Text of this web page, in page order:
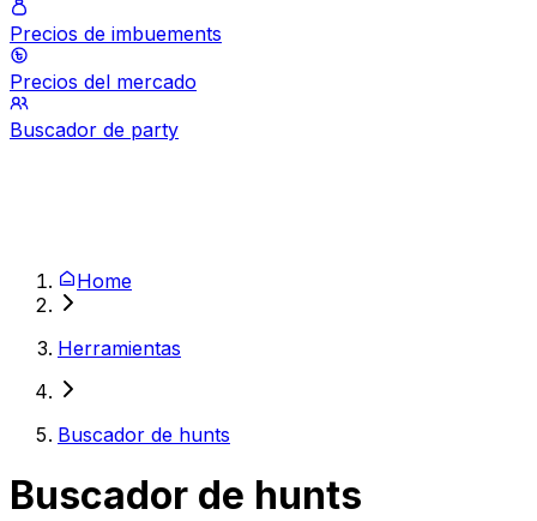
Precios de imbuements
Precios del mercado
Buscador de party
Home
Herramientas
Buscador de hunts
Buscador de hunts